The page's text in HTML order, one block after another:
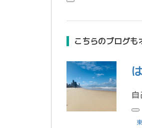
こちらのブログも